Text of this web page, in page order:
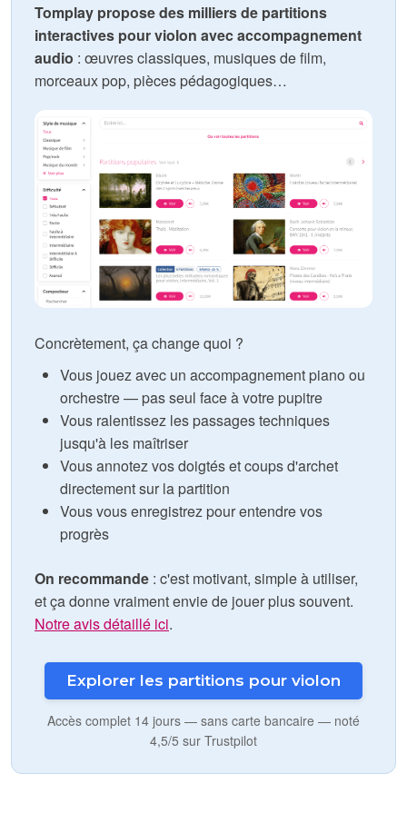
Tomplay propose des milliers de partitions
interactives pour violon avec accompagnement
audio : œuvres classiques, musiques de film,
morceaux pop, pièces pédagogiques…
Concrètement, ça change quoi ?
Vous jouez avec un accompagnement piano ou
orchestre — pas seul face à votre pupitre
Vous ralentissez les passages techniques
jusqu'à les maîtriser
Vous annotez vos doigtés et coups d'archet
directement sur la partition
Vous vous enregistrez pour entendre vos
progrès
On recommande : c'est motivant, simple à utiliser,
et ça donne vraiment envie de jouer plus souvent.
Notre avis détaillé ici.
Explorer les partitions pour violon
Accès complet 14 jours — sans carte bancaire — noté
4,5/5 sur Trustpilot